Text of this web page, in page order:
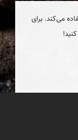
می‌کند. برای